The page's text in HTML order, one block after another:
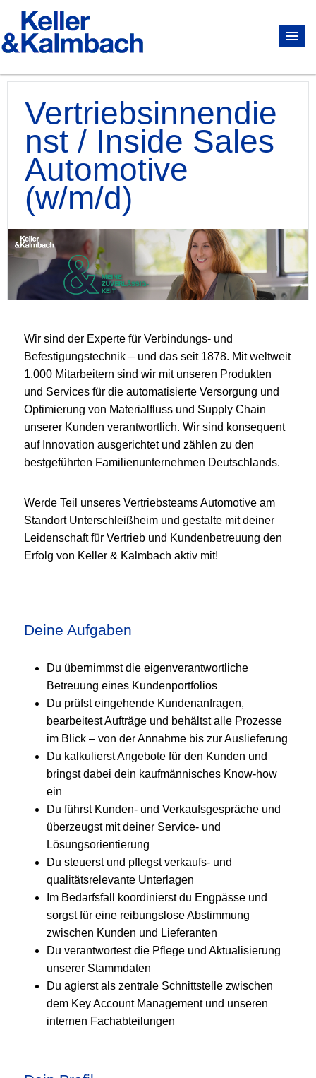
Vertriebsinnendie
nst / Inside Sales
Automotive
(w/m/d)
Wir sind der Experte für Verbindungs- und
Befestigungstechnik – und das seit 1878. Mit weltweit
1.000 Mitarbeitern sind wir mit unseren Produkten
und Services für die automatisierte Versorgung und
Optimierung von Materialfluss und Supply Chain
unserer Kunden verantwortlich. Wir sind konsequent
auf Innovation ausgerichtet und zählen zu den
bestgeführten Familienunternehmen Deutschlands.
Werde Teil unseres Vertriebsteams Automotive am
Standort Unterschleißheim und gestalte mit deiner
Leidenschaft für Vertrieb und Kundenbetreuung den
Erfolg von Keller & Kalmbach aktiv mit!
Deine Aufgaben
Du übernimmst die eigenverantwortliche
Betreuung eines Kundenportfolios
Du prüfst eingehende Kundenanfragen,
bearbeitest Aufträge und behältst alle Prozesse
im Blick – von der Annahme bis zur Auslieferung
Du kalkulierst Angebote für den Kunden und
bringst dabei dein kaufmännisches Know-how
ein
Du führst Kunden- und Verkaufsgespräche und
überzeugst mit deiner Service- und
Lösungsorientierung
Du steuerst und pflegst verkaufs- und
qualitätsrelevante Unterlagen
Im Bedarfsfall koordinierst du Engpässe und
sorgst für eine reibungslose Abstimmung
zwischen Kunden und Lieferanten
Du verantwortest die Pflege und Aktualisierung
unserer Stammdaten
Du agierst als zentrale Schnittstelle zwischen
dem Key Account Management und unseren
internen Fachabteilungen